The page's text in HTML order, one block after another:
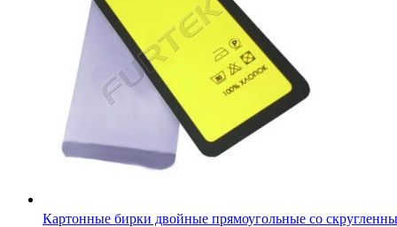
Картонные бирки двойные прямоугольные со